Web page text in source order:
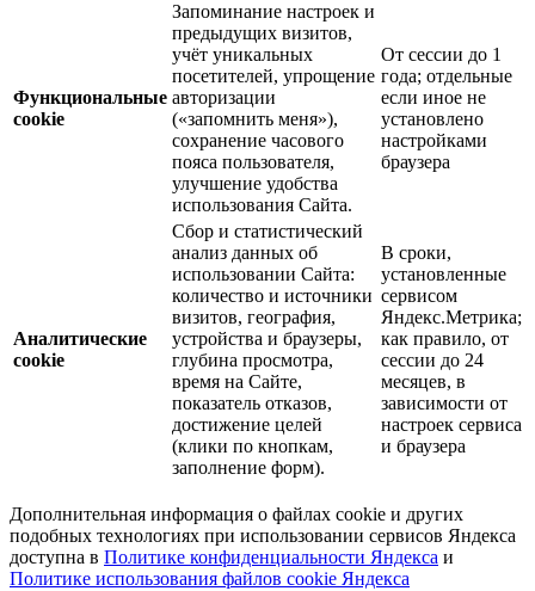
Функциональные
cookie
Запоминание настроек и
предыдущих визитов,
учёт уникальных
посетителей, упрощение
авторизации
(«запомнить меня»),
сохранение часового
пояса пользователя,
улучшение удобства
использования Сайта.
От сессии до 1
года; отдельные
если иное не
установлено
настройками
браузера
Аналитические
cookie
Сбор и статистический
анализ данных об
использовании Сайта:
количество и источники
визитов, география,
устройства и браузеры,
глубина просмотра,
время на Сайте,
показатель отказов,
достижение целей
(клики по кнопкам,
заполнение форм).
В сроки,
установленные
сервисом
Яндекс.Метрика;
как правило, от
сессии до 24
месяцев, в
зависимости от
настроек сервиса
и браузера
Дополнительная информация о файлах cookie и других
подобных технологиях при использовании сервисов Яндекса
доступна в Политике конфиденциальности Яндекса и
Политике использования файлов cookie Яндекса